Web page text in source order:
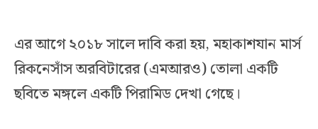
এর আগে ২০১৮ সালে দাবি করা হয়, মহাকাশযান মার্স
রিকনেসাঁস অরবিটারের (এমআরও) তোলা একটি
ছবিতে মঙ্গলে একটি পিরামিড দেখা গেছে।